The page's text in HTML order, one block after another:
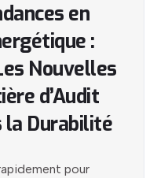
en
:
Nouvelles
d’Audit
la Durabilité
pour